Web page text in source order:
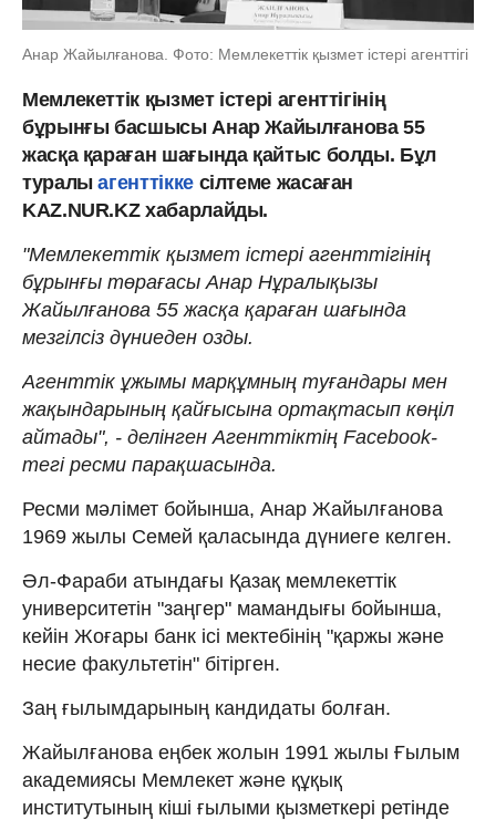
Анар Жайылғанова. Фото: Мемлекеттік қызмет істері агенттігі
Мемлекеттік қызмет істері агенттігінің
бұрынғы басшысы Анар Жайылғанова 55
жасқа қараған шағында қайтыс болды. Бұл
туралыагенттікке сілтеме жасаған
KAZ.NUR.KZ хабарлайды.
"Мемлекеттік қызмет істері агенттігінің
бұрынғы төрағасы Анар Нұралықызы
Жайылғанова 55 жасқа қараған шағында
мезгілсіз дүниеден озды.
Агенттік ұжымы марқұмның туғандары мен
жақындарының қайғысына ортақтасып көңіл
айтады", - делінген Агенттіктің Facebook-
тегі ресми парақшасында.
Ресми мәлімет бойынша, Анар Жайылғанова
1969 жылы Семей қаласында дүниеге келген.
Әл-Фараби атындағы Қазақ мемлекеттік
университетін "заңгер" мамандығы бойынша,
кейін Жоғары банк ісі мектебінің "қаржы және
несие факультетін" бітірген.
Заң ғылымдарының кандидаты болған.
Жайылғанова еңбек жолын 1991 жылы Ғылым
академиясы Мемлекет және құқық
институтының кіші ғылыми қызметкері ретінде